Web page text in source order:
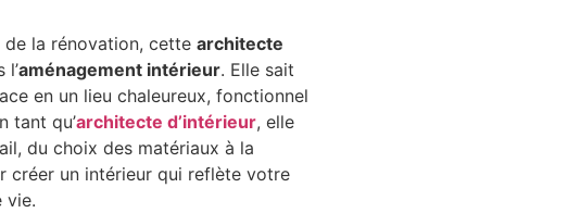
la rénovation, cette architecte
l’aménagement intérieur. Elle sait
en un lieu chaleureux, fonctionnel
tant qu’architecte d’intérieur, elle
du choix des matériaux à la
créer un intérieur qui reflète votre
vie.